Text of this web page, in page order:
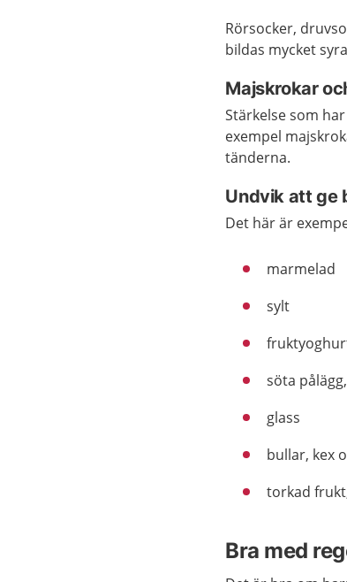
Rörsocker,
bildas mycket
Majskrokar
Stärkelse som
exempel
tänderna.
Undvik att ge
Det här är
marmelad
sylt
söta
glass
bullar, kex
torkad
Bra med